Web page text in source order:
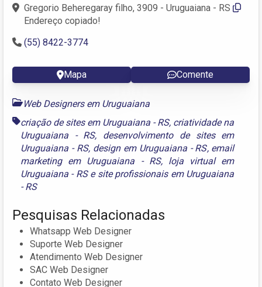
Gregorio Beheregaray filho, 3909 - Uruguaiana - RS
Endereço copiado!
(55) 8422-3774
Mapa Comente
Web Designers em Uruguaiana
criação de sites em Uruguaiana - RS, criatividade na
Uruguaiana - RS, desenvolvimento de sites em
Uruguaiana - RS, design em Uruguaiana - RS, email
marketing em Uruguaiana - RS, loja virtual em
Uruguaiana - RSe site profissionais em Uruguaiana
- RS
Pesquisas Relacionadas
Whatsapp Web Designer
Suporte Web Designer
Atendimento Web Designer
SAC Web Designer
Contato Web Designer